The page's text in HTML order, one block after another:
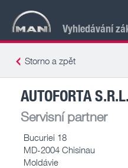
Vyhledávání
Storno a zpět
AUTOFORTA S.R.L.
Servisní partner
Bucuriei 18
MD-2004 Chisinau
Moldávie